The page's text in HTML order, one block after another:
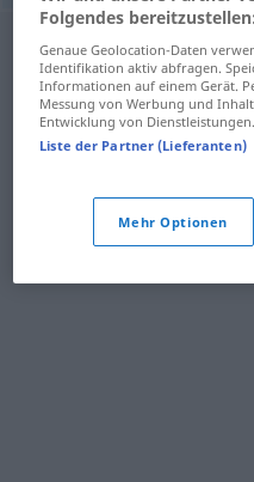
Folgendes
Genaue Geolocation-Daten
Identifikation aktiv abfragen.
Informationen auf einem Gerät.
Messung von Werbung und
Entwicklung von Dienstleistungen.
Liste der Partner (Lieferanten)
Mehr Optionen